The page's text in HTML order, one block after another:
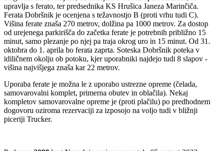
upravlja s ferato, ter predsednika KS Hrušica Janeza Marinčiča.
Ferata Dobršnik je ocenjena s težavnostjo B (proti vrhu tudi C).
Višina ferate znaša 270 metrov, dolžina pa 1000 metrov. Za dostop
od urejenega parkirišča do začetka ferate je potrebnih približno 15
minut, samo plezanje po njej pa traja okrog uro in 15 minut. Od 31.
oktobra do 1. aprila bo ferata zaprta. Soteska Dobršnik poteka v
idiličnem okolju ob potoku, kjer uporabniki najdejo tudi 8 slapov -
višina najvišjega znaša kar 22 metrov.
Uporaba ferate je možna le z uporabo ustrezne opreme (čelada,
samovarovalni komplet, primerna obutev in oblačila). Nekaj
kompletov samovarovalne opreme je (proti plačilu) po predhodnem
dogovoru oziroma rezervaciji za izposojo na voljo tudi v bližnji
piceriji Trucker.